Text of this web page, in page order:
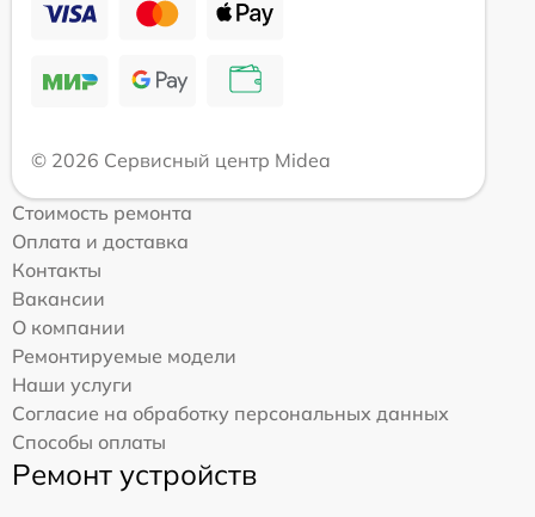
© 2026 Сервисный центр Midea
Стоимость ремонта
Оплата и доставка
Контакты
Вакансии
О компании
Ремонтируемые модели
Наши услуги
Согласие на обработку персональных данных
Способы оплаты
Ремонт устройств